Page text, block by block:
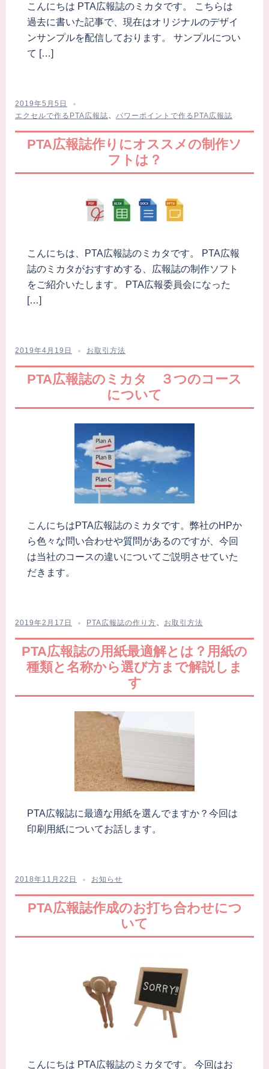
こんにちは PTA広報誌のミカタです。 こちらは
過去に書いた記事で、現在はオリジナルのデザイ
ンサンプルを配信しております。 サンプルについ
て […]
2019年5月5日
エクセルで作るPTA広報誌、 パワーポイントで作るPTA広報誌
PTA広報誌作りにオススメの制作ソ
フトは？
こんにちは、PTA広報誌のミカタです。 PTA広報
誌のミカタがおすすめする、広報誌の制作ソフト
をご紹介いたします。 PTA広報委員会になった
[…]
2019年4月19日 お取引方法
PTA広報誌のミカタ ３つのコース
について
こんにちはPTA広報誌のミカタです。弊社のHPか
ら色々な問い合わせや質問があるのですが、今回
は当社のコースの違いについてご説明させていた
だきます。
2019年2月17日 PTA広報誌の作り方、 お取引方法
PTA広報誌の用紙最適解とは？用紙の
種類と名称から選び方まで解説しま
す
PTA広報誌に最適な用紙を選んでますか？今回は
印刷用紙についてお話します。
2018年11月22日 お知らせ
PTA広報誌作成のお打ち合わせにつ
いて
こんにちは PTA広報誌のミカタです。 今回はお